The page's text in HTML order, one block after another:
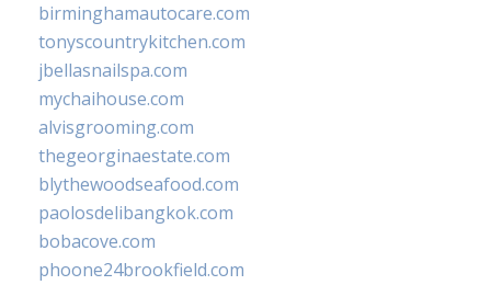
birminghamautocare.com
tonyscountrykitchen.com
jbellasnailspa.com
mychaihouse.com
alvisgrooming.com
thegeorginaestate.com
blythewoodseafood.com
paolosdelibangkok.com
bobacove.com
phoone24brookfield.com